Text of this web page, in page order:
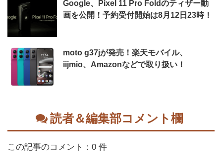
Google、Pixel 11 Pro Foldのティザー動
画を公開！予約受付開始は8月12日23時！
moto g37jが発売！楽天モバイル、
iijmio、Amazonなどで取り扱い！
読者＆編集部コメント欄
この記事のコメント：0 件